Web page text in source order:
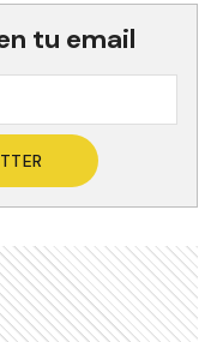
tu email